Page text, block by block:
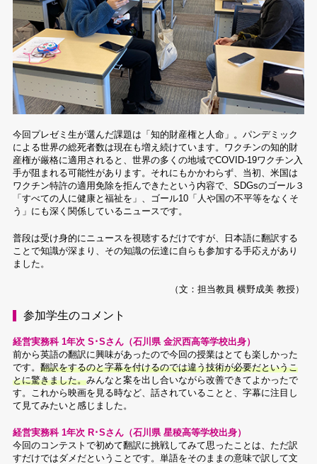
今回プレゼミ生が選んだ課題は「知的財産権と人命」。パンデミック
による世界の総死者数は現在も増え続けています。ワクチンの知的財
産権が厳格に適用されると、世界の多くの地域でCOVID-19ワクチン入
手が阻まれる可能性があります。それにもかかわらず、当初、米国は
ワクチン特許の適用免除を拒んできたという内容で、SDGsのゴール３
「すべての人に健康と福祉を」、ゴール10「人や国の不平等をなくそ
う」にも深く関係しているニュースです。
普段は受け身的にニュースを視聴するだけですが、日本語に翻訳する
ことで知識が深まり、その知識の伝達に自らも参加する手応えがあり
ました。
（文：担当教員 横野成美 教授）
参加学生のコメント
経営実務科 1年次 S･Sさん（石川県 金沢西高等学校出身）
前から英語の翻訳に興味があったので今回の授業はとても楽しかった
です。 翻訳をするのと字幕を付けるのでは違う技術が必要だというこ
とに驚きました。みんなと案を出し合いながら改善できてよかったで
す。これから映画を見る時など、話されていることと、字幕に注目し
て見てみたいと感じました。
経営実務科 1年次 R･Sさん（石川県 星稜高等学校出身）
今回のコンテストで初めて翻訳に挑戦してみて思ったことは、ただ訳
すだけではダメだということです。単語をそのままの意味で訳して文